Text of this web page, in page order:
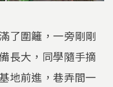
了圍籬，一旁剛剛
長大，同學隨手摘
地前進，巷弄間一